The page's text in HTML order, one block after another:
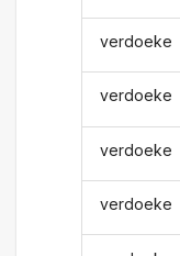
verdoeke
verdoeke
verdoeke
verdoeke